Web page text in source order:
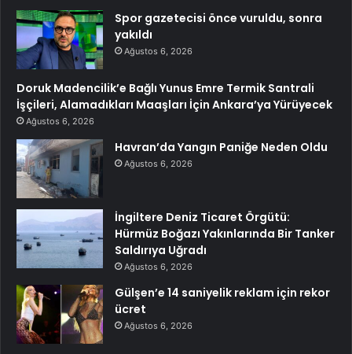
Spor gazetecisi önce vuruldu, sonra
yakıldı
Ağustos 6, 2026
Doruk Madencilik’e Bağlı Yunus Emre Termik Santrali
İşçileri, Alamadıkları Maaşları İçin Ankara’ya Yürüyecek
Ağustos 6, 2026
Havran’da Yangın Paniğe Neden Oldu
Ağustos 6, 2026
İngiltere Deniz Ticaret Örgütü:
Hürmüz Boğazı Yakınlarında Bir Tanker
Saldırıya Uğradı
Ağustos 6, 2026
Gülşen’e 14 saniyelik reklam için rekor
ücret
Ağustos 6, 2026